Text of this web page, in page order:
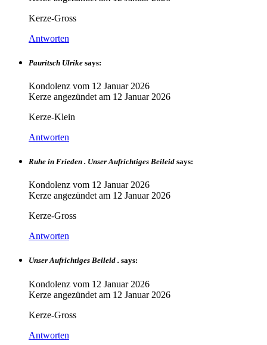
Kerze-Gross
Antworten
Pauritsch Ulrike says:
Kondolenz vom 12 Januar 2026
Kerze angezündet am 12 Januar 2026
Kerze-Klein
Antworten
Ruhe in Frieden . Unser Aufrichtiges Beileid says:
Kondolenz vom 12 Januar 2026
Kerze angezündet am 12 Januar 2026
Kerze-Gross
Antworten
Unser Aufrichtiges Beileid . says:
Kondolenz vom 12 Januar 2026
Kerze angezündet am 12 Januar 2026
Kerze-Gross
Antworten